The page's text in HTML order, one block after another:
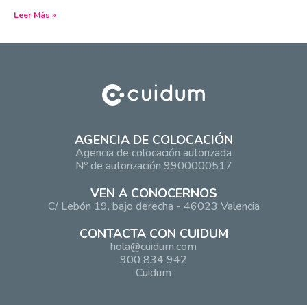
Leer Más »
AGENCIA DE COLOCACIÓN
Agencia de colocación autorizada
Nº de autorización 9900000517
VEN A CONOCERNOS
C/ Lebón 19, bajo derecha - 46023 Valencia
CONTACTA CON CUIDUM
hola@cuidum.com
900 834 942
Cuidum